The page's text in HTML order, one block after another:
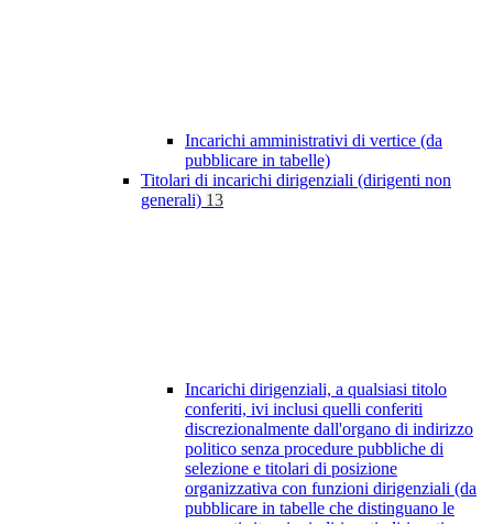
Incarichi amministrativi di vertice (da
pubblicare in tabelle)
Titolari di incarichi dirigenziali (dirigenti non
generali) 13
Incarichi dirigenziali, a qualsiasi titolo
conferiti, ivi inclusi quelli conferiti
discrezionalmente dall'organo di indirizzo
politico senza procedure pubbliche di
selezione e titolari di posizione
organizzativa con funzioni dirigenziali (da
pubblicare in tabelle che distinguano le